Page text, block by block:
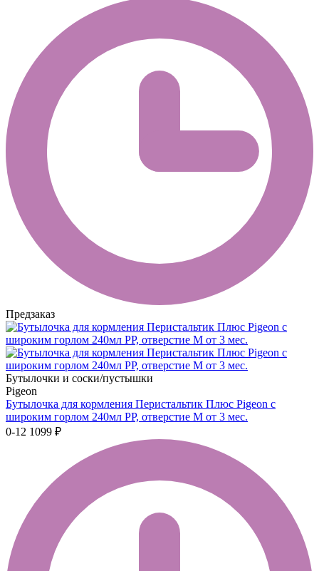
Предзаказ
Бутылочки и соски/пустышки
Pigeon
Бутылочка для кормления Перистальтик Плюс Pigeon с
широким горлом 240мл PP, отверстие М от 3 мес.
0-12 1099 ₽